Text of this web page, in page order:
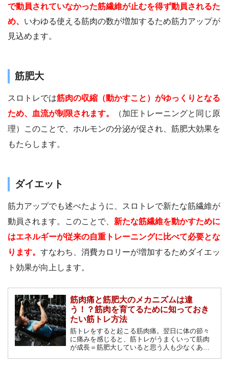
で動員されていなかった筋繊維が止むを得ず動員されるた
め、 いわゆる使える筋肉の数が増加するため筋力アップが
見込めます。
筋肥大
スロトレでは筋肉の収縮（動かすこと）がゆっくりとなる
ため、血流が制限されます。
（加圧トレーニングと同じ原
理）このことで、ホルモンの分泌が促され、筋肥大効果を
もたらします。
ダイエット
筋力アップでも述べたように、スロトレで新たな筋繊維が
動員されます。このことで、 新たな筋繊維を動かすために
はエネルギーが従来の自重トレーニングに比べて必要とな
ります。 すなわち、消費カロリーが増加するためダイエッ
ト効果が向上します。
筋肉痛と筋肥大のメカニズムは違
う！？筋肉を育てるために知っておき
たい筋トレ方法
筋トレをすると起こる筋肉痛。翌日に体の節々
に痛みを感じると、筋トレがうまくいって筋肉
が成長＝筋肥大していると思う人も少なくあり